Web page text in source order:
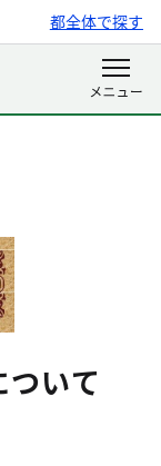
都全体で探す
いて